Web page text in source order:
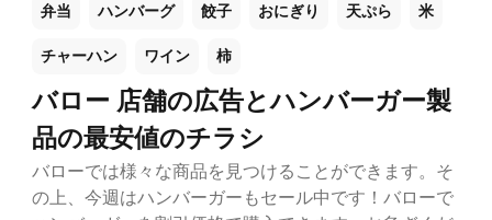
弁当 ハンバーグ 餃子 おにぎり 天ぷら 米
チャーハン ワイン 柿
バロー 店舗の広告とハンバーガー製
品の最安値のチラシ
バローでは様々な商品を見つけることができます。そ
の上、今週はハンバーガーもセール中です！バローで